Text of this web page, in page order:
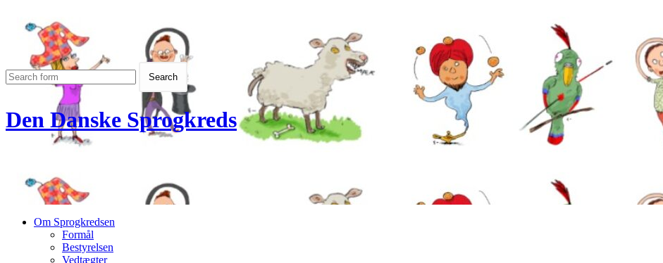
Den Danske Sprogkreds
Om Sprogkredsen
Formål
Bestyrelsen
Vedtægter